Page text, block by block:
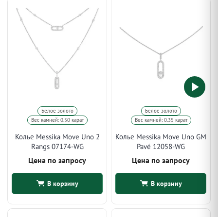
Белое золото
Вес камней: 0.50 карат
Колье Messika Move Uno 2
Rangs 07174-WG
Цена по запросу
В корзину
Белое золото
Вес камней: 0.35 карат
Колье Messika Move Uno GM
Pavé 12058-WG
Цена по запросу
В корзину